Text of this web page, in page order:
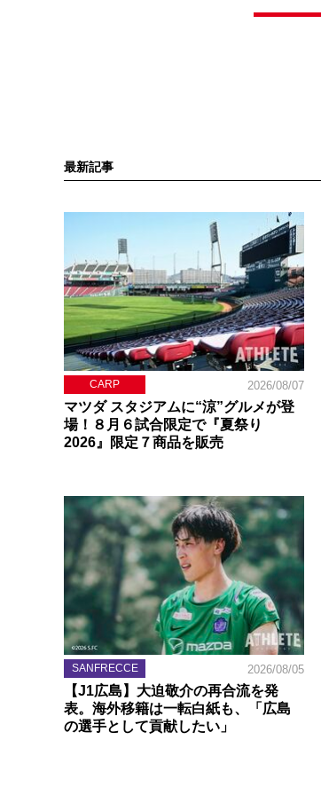
最新記事
CARP 2026/08/07
マツダ スタジアムに“涼”グルメが登
場！８月６試合限定で『夏祭り
2026』限定７商品を販売
SANFRECCE 2026/08/05
【J1広島】大迫敬介の再合流を発
表。海外移籍は一転白紙も、「広島
の選手として貢献したい」